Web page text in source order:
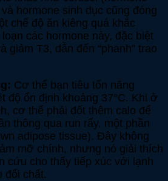
hormone sinh dục cũng đóng
chế độ ăn kiêng quá khắc
các hormone này, đặc biệt
giảm T3, dẫn đến “phanh” trao
Cơ thể bạn tiêu tốn năng
độ ổn định khoảng 37°C. Khi ở
cơ thể phải đốt thêm calo để
thông qua run rẩy, một phần
adipose tissue). Đây không
mỡ chính, nhưng nó giải thích
cứu cho thấy tiếp xúc với lạnh
đổi chất.